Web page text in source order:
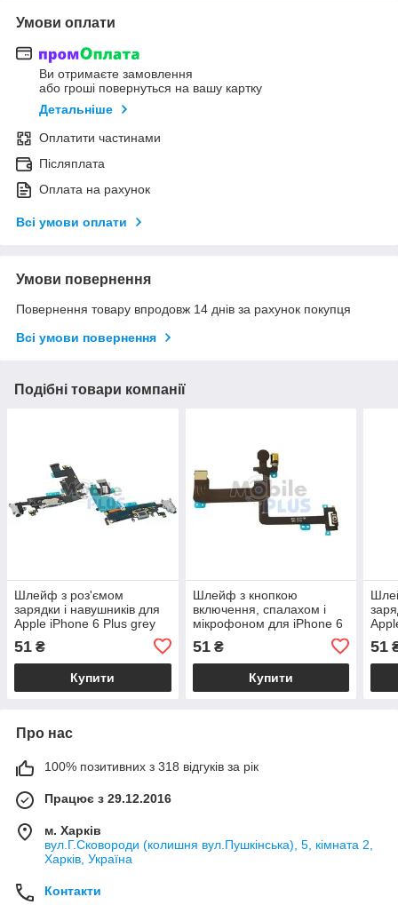
Умови оплати
Ви отримаєте замовлення
або гроші повернуться на вашу картку
Детальніше
Оплатити частинами
Післяплата
Оплата на рахунок
Всі умови оплати
Умови повернення
Повернення товару впродовж 14 днів за рахунок покупця
Всі умови повернення
Подібні товари компанії
Шлейф з роз'ємом
зарядки і навушників для
Apple iPhone 6 Plus grey
51 ₴
Купити
Шлейф з кнопкою
включення, спалахом і
мікрофоном для iPhone 6
51₴
Купити
51
Про нас
100% позитивних з 318 відгуків за рік
Працює з 29.12.2016
м. Харків
вул.Г.Сковороди (колишня вул.Пушкінська), 5, кімната 2,
Харків, Україна
Контакти